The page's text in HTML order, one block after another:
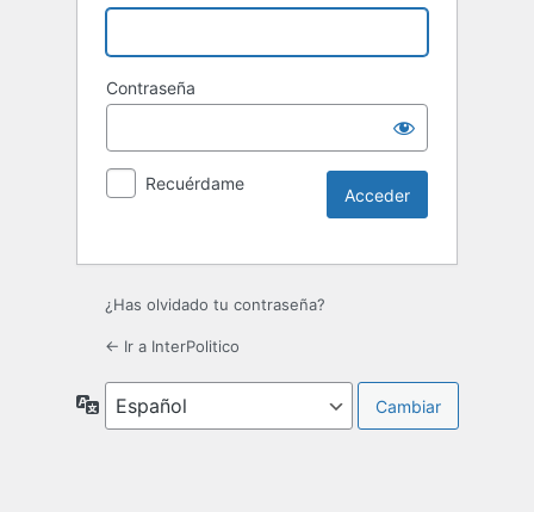
Contraseña
Recuérdame
¿Has olvidado tu contraseña?
← Ir a InterPolitico
Idioma